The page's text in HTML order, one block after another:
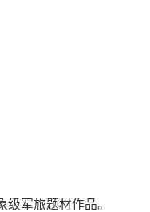
军旅题材作品。